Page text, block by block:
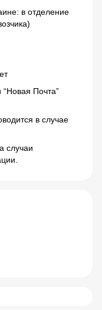
в отделение
Почта”
в случае
случаи